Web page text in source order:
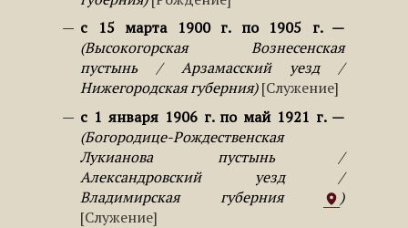
с 15 марта 1900 г. по 1905 г.
Высокогорская Вознесенская
пустынь / Арзамасский уезд /
Нижегородская губерния
Служение
с 1 января 1906 г. по май 1921 г.
Богородице-Рождественская
Лукианова пустынь /
Александровский уезд /
Владимирская губерния
Служение